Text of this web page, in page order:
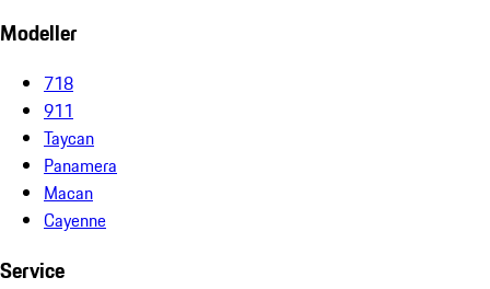
Modeller
718
911
Taycan
Panamera
Macan
Cayenne
Service